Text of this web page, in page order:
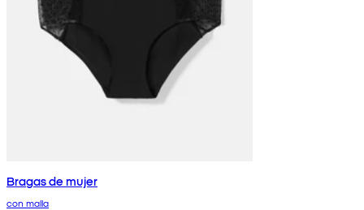
Bragas de mujer
con malla